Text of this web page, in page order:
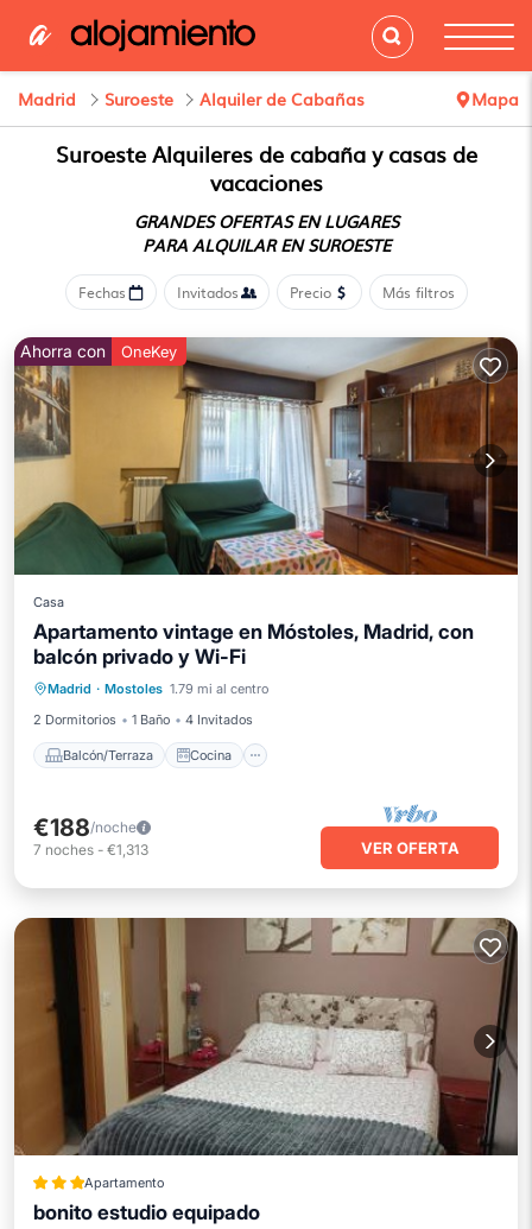
Madrid Suroeste Alquiler de Cabañas Mapa
SuroesteAlquileres de cabaña y casas de
vacaciones
GRANDES OFERTAS EN LUGARES
PARA ALQUILAR EN SUROESTE
Fechas Invitados Precio Más filtros
Ahorra con OneKey
Casa
Apartamento vintage en Móstoles, Madrid, con
balcón privado y Wi-Fi
Madrid · Mostoles 1.79 mi al centro
2 Dormitorios
1 Baño 4 Invitados
Balcón/Terraza Cocina
Balcón/Terraza
Aire acondicionado
€188/noche
7 noches - €1,313 VER OFERTA
Apartamento
bonito estudio equipado